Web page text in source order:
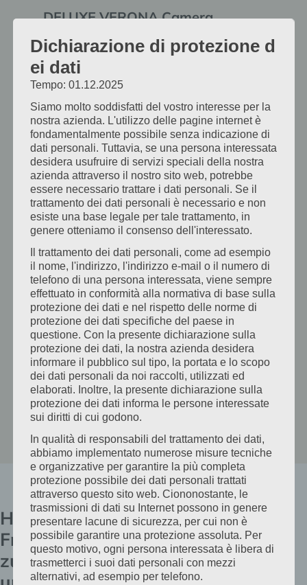
DELUXE VERONA Camera
Una grande camera con affaccio sul cortile,
arredata con un moderno design in legno e
pietra, è dotata di aria condizionata.
Pavimento in parquet di …
Scopri di più:
Vai alla camera
Häufige
Fragen
zu
Dichiarazione di protezione d
ei dati
Tempo: 01.12.2025
Siamo molto soddisfatti del vostro interesse per la
nostra azienda. L'utilizzo delle pagine internet è
fondamentalmente possibile senza indicazione di
dati personali. Tuttavia, se una persona interessata
desidera usufruire di servizi speciali della nostra
azienda attraverso il nostro sito web, potrebbe
essere necessario trattare i dati personali. Se il
trattamento dei dati personali è necessario e non
esiste una base legale per tale trattamento, in
genere otteniamo il consenso dell'interessato.
Il trattamento dei dati personali, come ad esempio
il nome, l'indirizzo, l'indirizzo e-mail o il numero di
telefono di una persona interessata, viene sempre
effettuato in conformità alla normativa di base sulla
protezione dei dati e nel rispetto delle norme di
protezione dei dati specifiche del paese in
questione. Con la presente dichiarazione sulla
protezione dei dati, la nostra azienda desidera
informare il pubblico sul tipo, la portata e lo scopo
dei dati personali da noi raccolti, utilizzati ed
elaborati. Inoltre, la presente dichiarazione sulla
protezione dei dati informa le persone interessate
sui diritti di cui godono.
In qualità di responsabili del trattamento dei dati,
abbiamo implementato numerose misure tecniche
e organizzative per garantire la più completa
protezione possibile dei dati personali trattati
attraverso questo sito web. Ciononostante, le
trasmissioni di dati su Internet possono in genere
presentare lacune di sicurezza, per cui non è
possibile garantire una protezione assoluta. Per
questo motivo, ogni persona interessata è libera di
trasmetterci i suoi dati personali con mezzi
alternativi, ad esempio per telefono.